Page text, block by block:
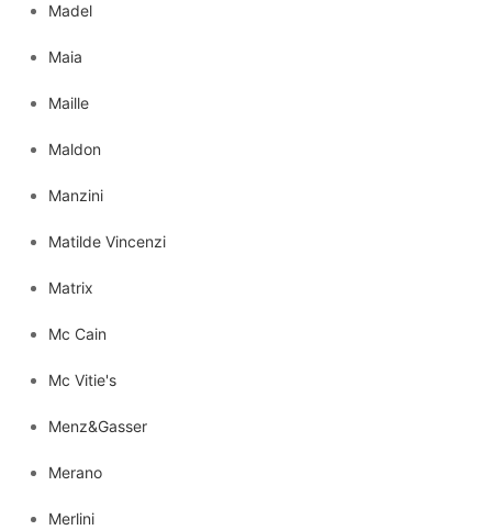
Madel
Maia
Maille
Maldon
Manzini
Matilde Vincenzi
Matrix
Mc Cain
Mc Vitie's
Menz&Gasser
Merano
Merlini